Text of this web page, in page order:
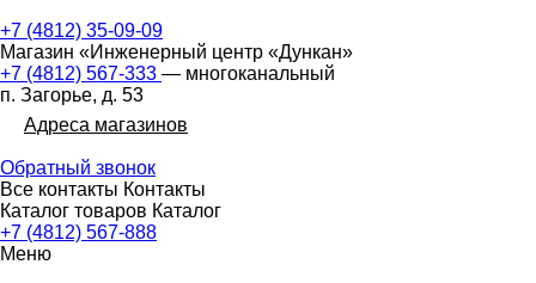
+7 (4812) 35-09-09
Магазин «Инженерный центр «Дункан»
+7 (4812) 567-333 — многоканальный
п. Загорье, д. 53
Адреса магазинов
Обратный звонок
Все контакты Контакты
Каталог товаров Каталог
+7 (4812) 567-888
Меню